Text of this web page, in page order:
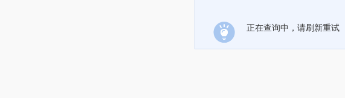
正在查询中，请刷新重试